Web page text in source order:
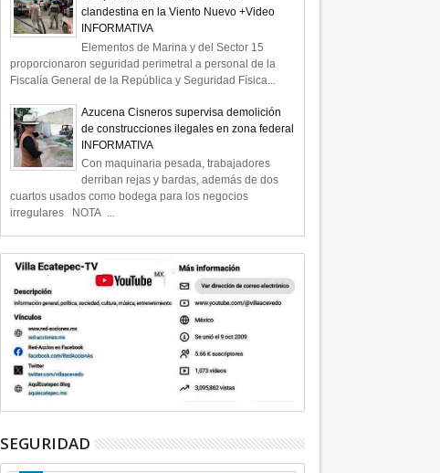
clandestina en la Viento Nuevo +Video
INFORMATIVA
Elementos de Marina y del Sector 15
proporcionaron seguridad perimetral a personal de la
Fiscalía General de la República y Seguridad Física...
Azucena Cisneros supervisa demolición
de construcciones ilegales en zona federal
INFORMATIVA
Con maquinaria pesada, trabajadores
derriban rejas y bardas, además de dos
cuartos usados como bodega para los negocios
irregulares NOTA ...
SEGURIDAD